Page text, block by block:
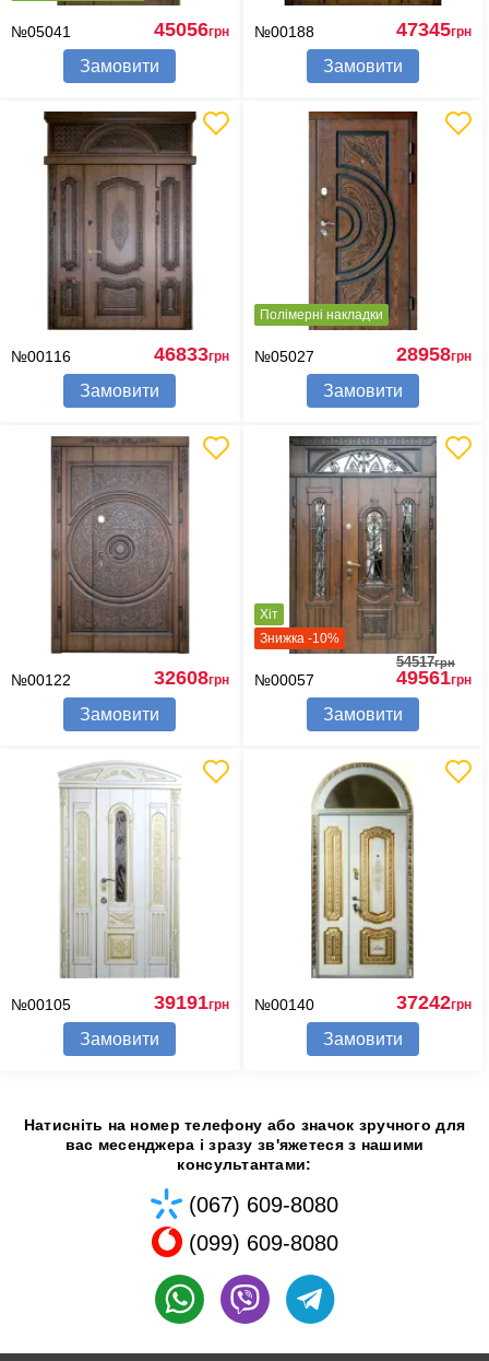
№05041 45056грн
Замовити
№00188 47345грн
Замовити
№00116 46833грн
Замовити
Полімерні накладки
№05027 28958грн
Замовити
№00122 32608грн
Замовити
Хіт
Знижка -10%
№00057
54517грн
49561грн
Замовити
№00105 39191грн
Замовити
№00140 37242грн
Замовити
Натисніть на номер телефону або значок зручного для
вас месенджера і зразу зв'яжетеся з нашими
консультантами:
(067) 609-8080
(099) 609-8080